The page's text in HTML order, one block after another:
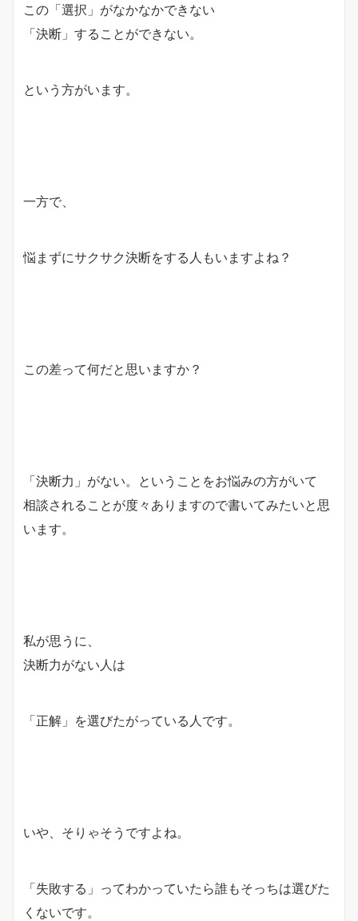
この「選択」がなかなかできない
「決断」することができない。
という方がいます。
一方で、
悩まずにサクサク決断をする人もいますよね？
この差って何だと思いますか？
「決断力」がない。ということをお悩みの方がいて
相談されることが度々ありますので書いてみたいと思
います。
私が思うに、
決断力がない人は
「正解」を選びたがっている人です。
いや、そりゃそうですよね。
「失敗する」ってわかっていたら誰もそっちは選びた
くないです。